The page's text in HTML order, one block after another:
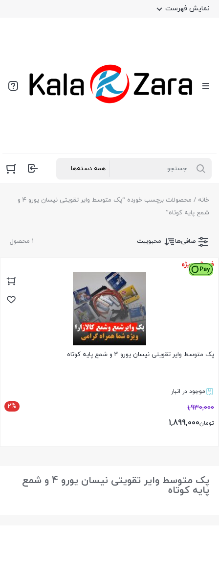
نمایش فهرست
خانه
/ محصولات برچسب خورده “پک متوسط وایر تقویتی نیسان یورو 4 و
شمع پایه کوتاه”
1 محصول صافی‌ها محبوبیت
فروش ویژه
پک متوسط وایر تقویتی نیسان یورو 4 و شمع پایه کوتاه
موجود در انبار
2% 1,930,000
تومان1,899,000
پک متوسط وایر تقویتی نیسان یورو 4 و شمع
پایه کوتاه